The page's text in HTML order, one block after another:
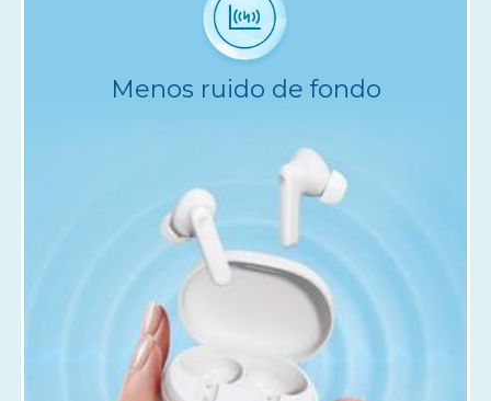
Menos ruido de fondo